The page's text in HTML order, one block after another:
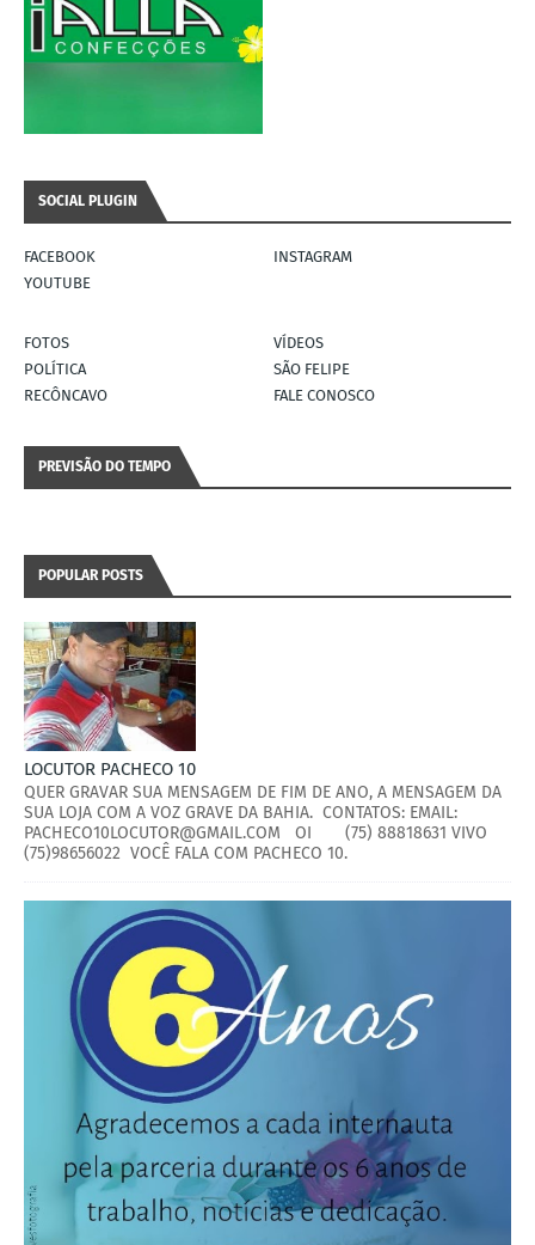
SOCIAL PLUGIN
FACEBOOK
INSTAGRAM
YOUTUBE
FOTOS
VÍDEOS
POLÍTICA
SÃO FELIPE
RECÔNCAVO
FALE CONOSCO
PREVISÃO DO TEMPO
POPULAR POSTS
LOCUTOR PACHECO 10
QUER GRAVAR SUA MENSAGEM DE FIM DE ANO, A MENSAGEM DA
SUA LOJA COM A VOZ GRAVE DA BAHIA. CONTATOS: EMAIL:
PACHECO10LOCUTOR@GMAIL.COM OI (75) 88818631 VIVO
(75)98656022 VOCÊ FALA COM PACHECO 10.